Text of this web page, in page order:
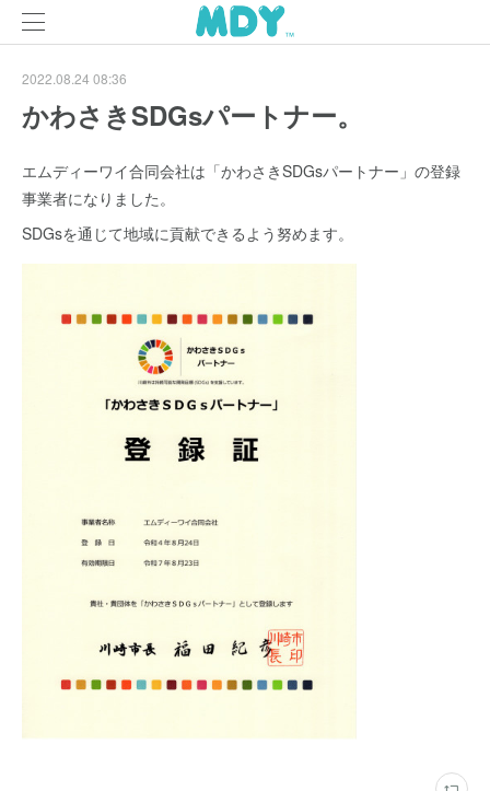
2022.08.24 08:36
かわさきSDGsパートナー。
エムディーワイ合同会社は「かわさきSDGsパートナー」の登録
事業者になりました。
SDGsを通じて地域に貢献できるよう努めます。